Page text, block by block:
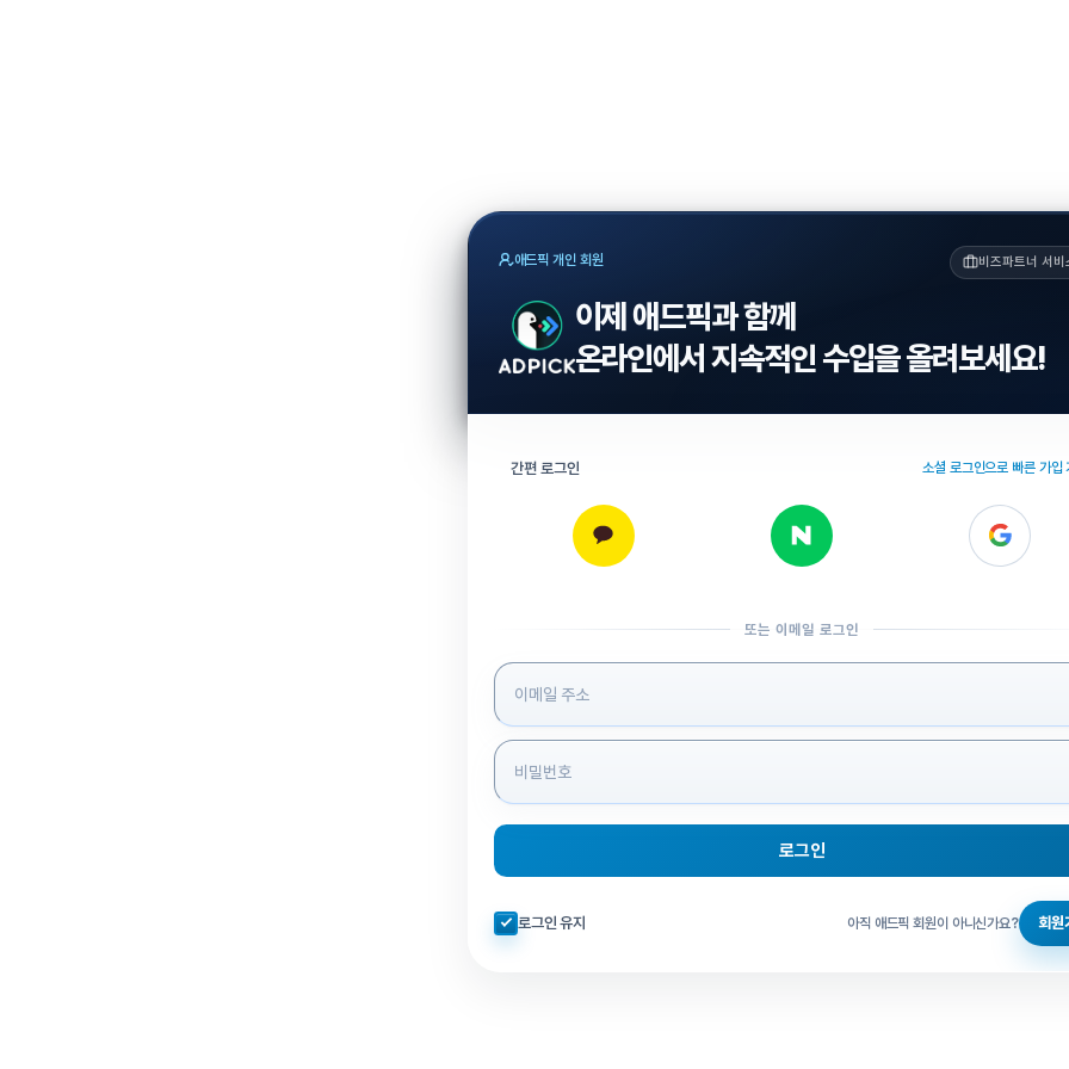
애드픽 개인 회원 비즈파트너 서비
이제 애드픽과 함께
온라인에서 지속적인 수입을 올려보세요!
간편 로그인 소셜 로그인으로 빠른 가입
또는 이메일 로그인
로그인 정보 입력
로그인
자동로그인 체크
로그인 유지 아직 애드픽 회원이 아니신가요? 회원